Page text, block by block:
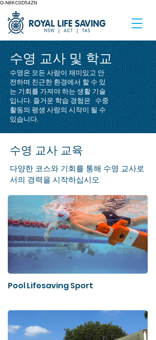
G-N8KC0D54ZN
수영 교사 및 학교
수영은 모든 사람이 재미있고 안
전하며 친근한 환경에서 할 수 있
는 기회를 가져야 하는 생활 기술
입니다. 즐거운 학습 경험은 수중
활동의 평생 사랑의 시작이 될 수
있습니다.
수영 교사 교육
다양한 코스와 기회를 통해 수영 교사로
서의 경력을 시작하십시오.
Pool Lifesaving Sport